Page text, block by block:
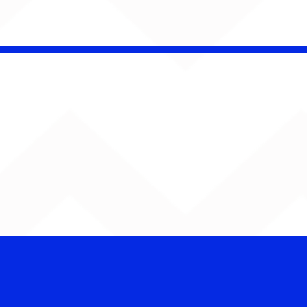
celebra 25 anos